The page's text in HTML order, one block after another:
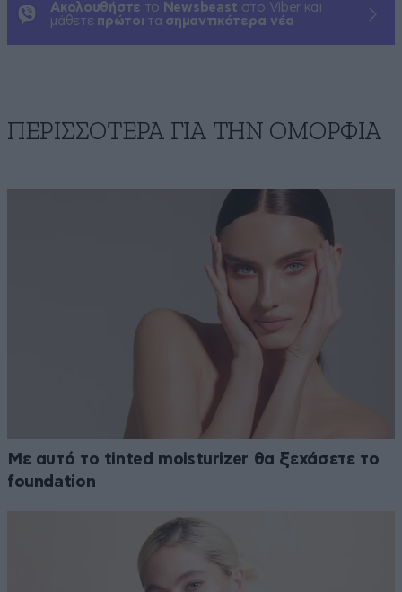
Ακολουθήστε το Newsbeast στο Viber και
μάθετε πρώτοι τα σημαντικότερα νέα
ΠΕΡΙΣΣΟΤΕΡΑ ΓΙΑ ΤΗΝ ΟΜΟΡΦΙΑ
Με αυτό το tinted moisturizer θα ξεχάσετε το
foundation